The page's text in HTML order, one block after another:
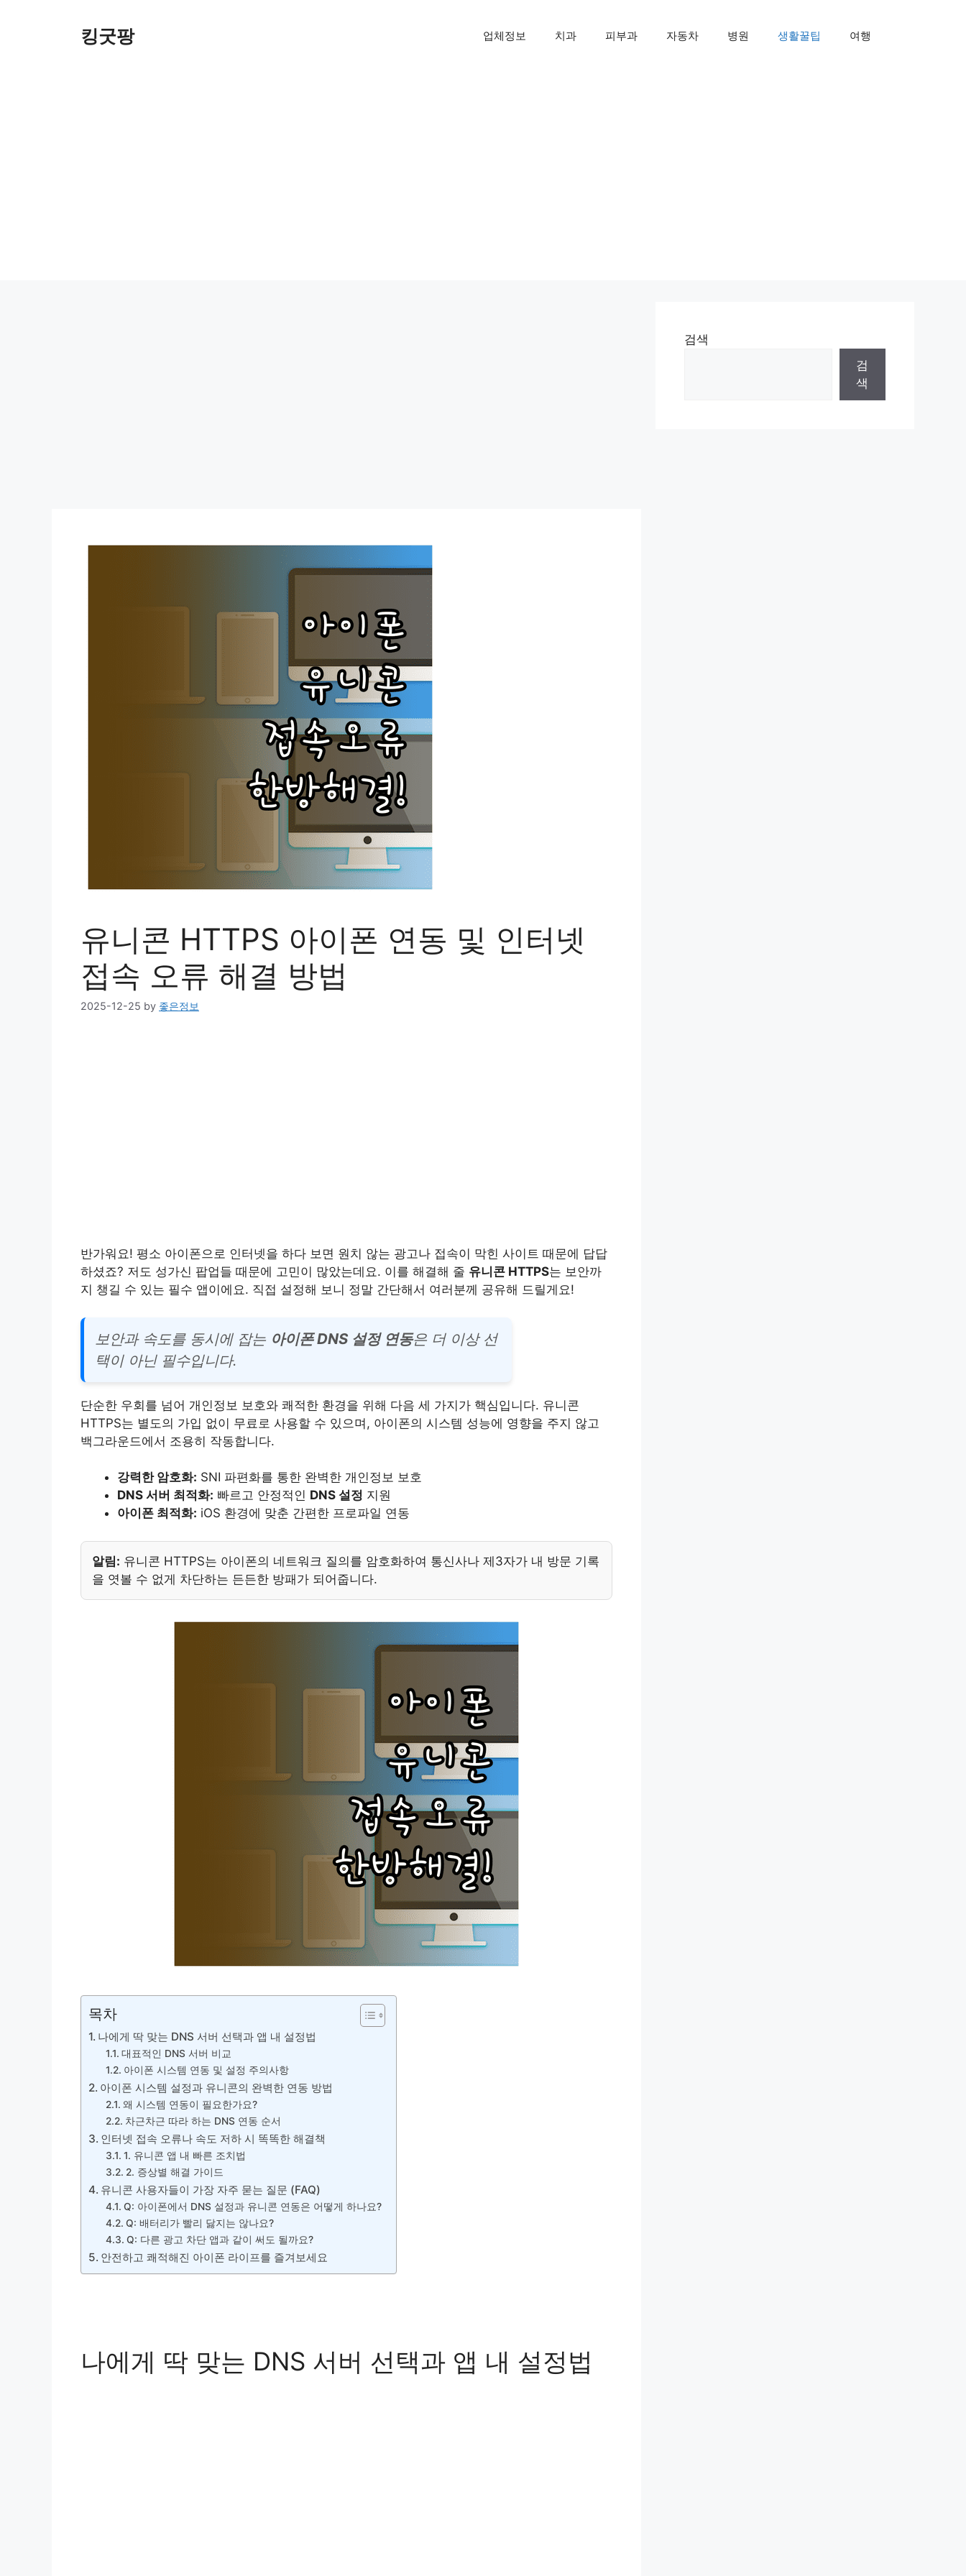
킹굿팡 업체정보 치과 피부과 자동차 병원 생활꿀팁 여행
유니콘 HTTPS 아이폰 연동 및 인터넷
접속 오류 해결 방법
2025-12-25 by 좋은정보
반가워요! 평소 아이폰으로 인터넷을 하다 보면 원치 않는 광고나 접속이 막힌 사이트 때문에 답답
하셨죠? 저도 성가신 팝업들 때문에 고민이 많았는데요. 이를 해결해 줄 유니콘 HTTPS는 보안까
지 챙길 수 있는 필수 앱이에요. 직접 설정해 보니 정말 간단해서 여러분께 공유해 드릴게요!
보안과 속도를 동시에 잡는 아이폰 DNS 설정 연동은 더 이상 선
택이 아닌 필수입니다.
단순한 우회를 넘어 개인정보 보호와 쾌적한 환경을 위해 다음 세 가지가 핵심입니다. 유니콘
HTTPS는 별도의 가입 없이 무료로 사용할 수 있으며, 아이폰의 시스템 성능에 영향을 주지 않고
백그라운드에서 조용히 작동합니다.
강력한 암호화: SNI 파편화를 통한 완벽한 개인정보 보호
DNS 서버 최적화: 빠르고 안정적인 DNS 설정 지원
아이폰 최적화: iOS 환경에 맞춘 간편한 프로파일 연동
알림: 유니콘 HTTPS는 아이폰의 네트워크 질의를 암호화하여 통신사나 제3자가 내 방문 기록
을 엿볼 수 없게 차단하는 든든한 방패가 되어줍니다.
목차
나에게 딱 맞는 DNS 서버 선택과 앱 내 설정법
대표적인 DNS 서버 비교
아이폰 시스템 연동 및 설정 주의사항
아이폰 시스템 설정과 유니콘의 완벽한 연동 방법
왜 시스템 연동이 필요한가요?
차근차근 따라 하는 DNS 연동 순서
인터넷 접속 오류나 속도 저하 시 똑똑한 해결책
1. 유니콘 앱 내 빠른 조치법
2. 증상별 해결 가이드
유니콘 사용자들이 가장 자주 묻는 질문 (FAQ)
Q: 아이폰에서 DNS 설정과 유니콘 연동은 어떻게 하나요?
Q: 배터리가 빨리 닳지는 않나요?
Q: 다른 광고 차단 앱과 같이 써도 될까요?
안전하고 쾌적해진 아이폰 라이프를 즐겨보세요
나에게 딱 맞는 DNS 서버 선택과 앱 내 설정법
검색
검
색